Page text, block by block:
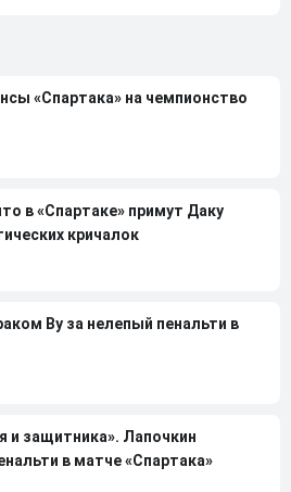
«Спартака» на чемпионство
в «Спартаке» примут Даку
кричалок
Ву за нелепый пенальти в
и защитника». Лапочкин
в матче «Спартака»